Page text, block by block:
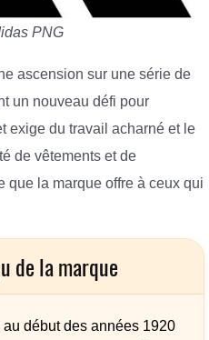
PNG
ascension sur une série de
un nouveau défi pour
exige du travail acharné et le
de vêtements et de
que la marque offre à ceux qui
de la marque
début des années 1920